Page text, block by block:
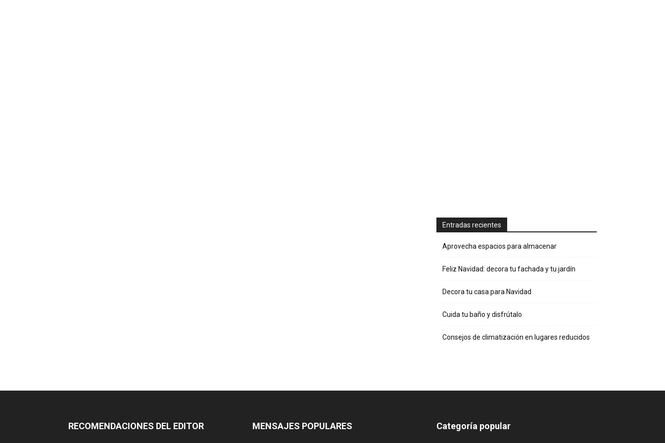
Entradas recientes
Aprovecha espacios para almacenar
Feliz Navidad: decora tu fachada y tu jardín
Decora tu casa para Navidad
Cuida tu baño y disfrútalo
Consejos de climatización en lugares reducidos
RECOMENDACIONES DEL EDITOR MENSAJES POPULARES Categoría popular